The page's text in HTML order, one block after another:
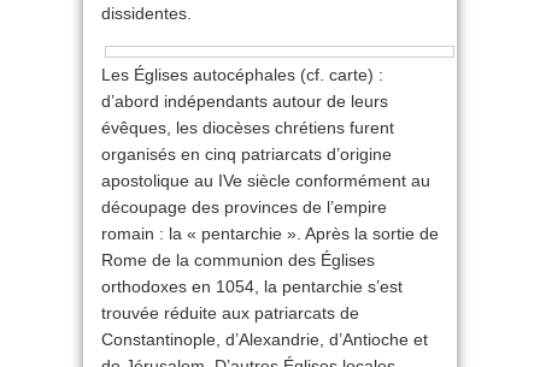
dissidentes.
Les Églises autocéphales (cf. carte) :
d’abord indépendants autour de leurs
évêques, les diocèses chrétiens furent
organisés en cinq patriarcats d’origine
apostolique au IVe siècle conformément au
découpage des provinces de l’empire
romain : la « pentarchie ». Après la sortie de
Rome de la communion des Églises
orthodoxes en 1054, la pentarchie s’est
trouvée réduite aux patriarcats de
Constantinople, d’Alexandrie, d’Antioche et